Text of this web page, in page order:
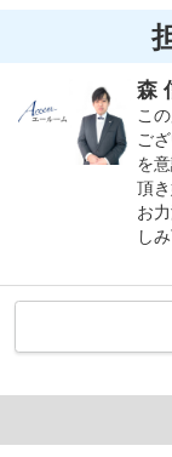
森
こ
ご
を
頂
お
し